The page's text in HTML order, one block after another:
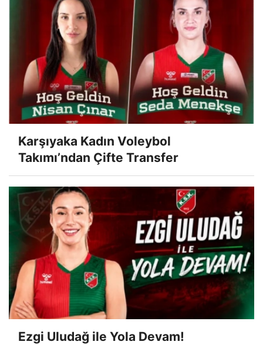
Karşıyaka Kadın Voleybol
Takımı’ndan Çifte Transfer
Ezgi Uludağ ile Yola Devam!